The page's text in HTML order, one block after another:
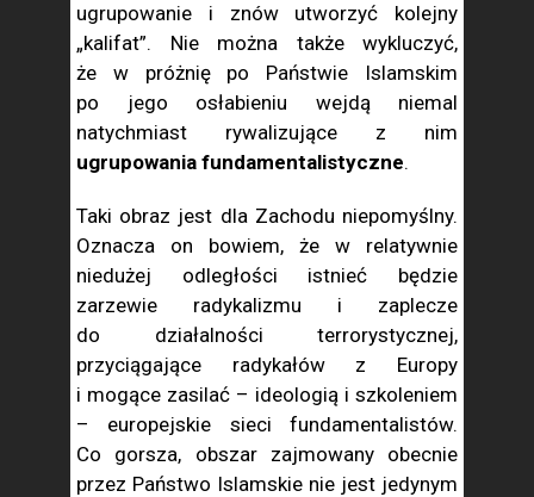
ugrupowanie i znów utworzyć kolejny
„kalifat”. Nie można także wykluczyć,
że w próżnię po Państwie Islamskim
po jego osłabieniu wejdą niemal
natychmiast rywalizujące z nim
ugrupowania fundamentalistyczne.
Taki obraz jest dla Zachodu niepomyślny.
Oznacza on bowiem, że w relatywnie
niedużej odległości istnieć będzie
zarzewie radykalizmu i zaplecze
do działalności terrorystycznej,
przyciągające radykałów z Europy
i mogące zasilać – ideologią i szkoleniem
– europejskie sieci fundamentalistów.
Co gorsza, obszar zajmowany obecnie
przez Państwo Islamskie nie jest jedynym